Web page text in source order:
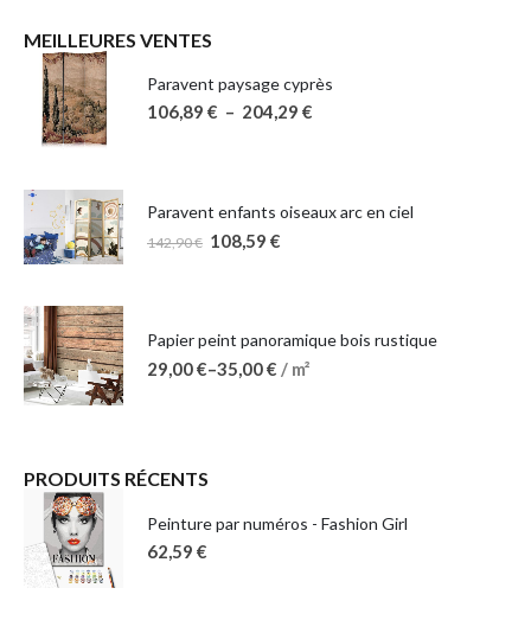
MEILLEURES VENTES
Paravent paysage cyprès
106,89 € – 204,29 €
Paravent enfants oiseaux arc en ciel
142,90€ 108,59 €
Papier peint panoramique bois rustique
29,00€–35,00€ / m²
PRODUITS RÉCENTS
Peinture par numéros - Fashion Girl
62,59 €